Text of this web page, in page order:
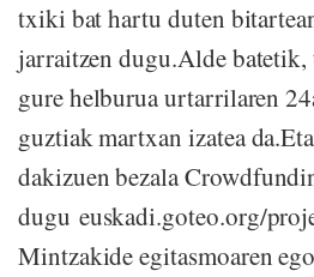
txiki bat hartu duten
jarraitzen dugu.Alde batetik,
gure helburua urtarrilaren
guztiak martxan izatea
dakizuen bezala
dugu euskadi.goteo.org/
Mintzakide egitasmoaren